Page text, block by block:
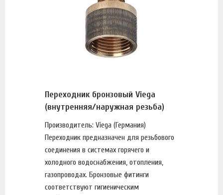
Переходник бронзовый Viega
(внутренняя/наружная резьба)
Производитель: Viega (Германия)
Переходник предназначен для резьбового
соединения в системах горячего и
холодного водоснабжения, отопления,
газопроводах. Бронзовые фитинги
соответствуют гигиеническим